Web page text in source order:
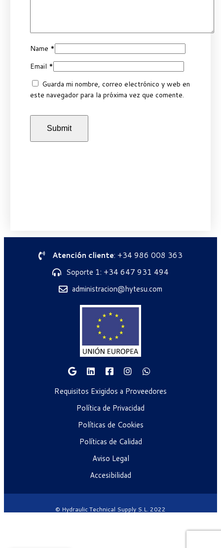
Name *
Email *
Guarda mi nombre, correo electrónico y web en
este navegador para la próxima vez que comente.
Atención cliente: +34 986 008 363
Soporte 1: +34 647 931 494
administracion@hytesu.com
Requisitos Exigidos a Proveedores
Política de Privacidad
Políticas de Cookies
Políticas de Calidad
Aviso Legal
Accesibilidad
© Hydraulic Technical Supply S.L. 2022